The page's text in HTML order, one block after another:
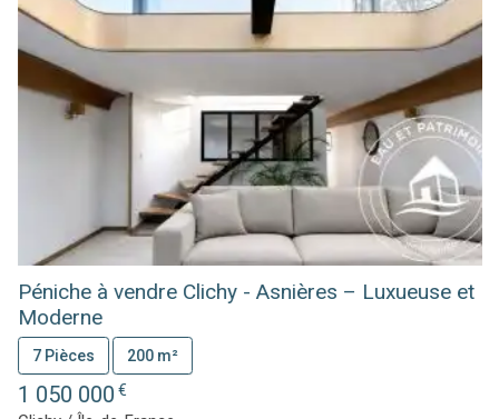
Péniche à vendre Clichy - Asnières – Luxueuse et
Moderne
7 Pièces 200 m²
1 050 000 €